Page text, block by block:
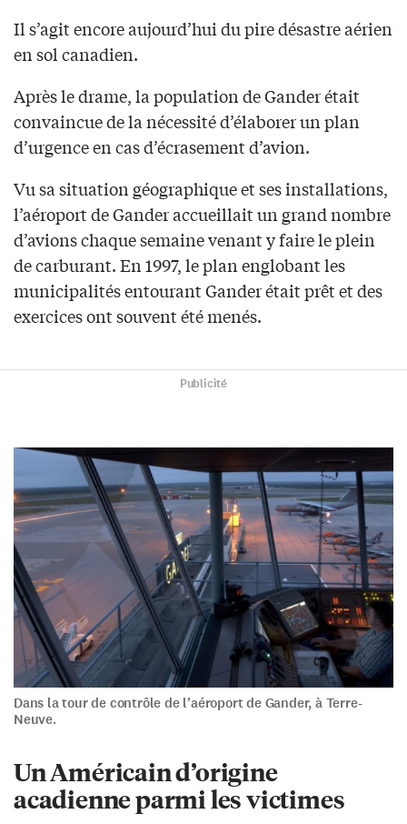
Il s’agit encore aujourd’hui du pire désastre aérien
en sol canadien.
Après le drame, la population de Gander était
convaincue de la nécessité d’élaborer un plan
d’urgence en cas d’écrasement d’avion.
Vu sa situation géographique et ses installations,
l’aéroport de Gander accueillait un grand nombre
d’avions chaque semaine venant y faire le plein
de carburant. En 1997, le plan englobant les
municipalités entourant Gander était prêt et des
exercices ont souvent été menés.
Publicité
Dans la tour de contrôle de l’aéroport de Gander, à Terre-
Neuve.
Un Américain d’origine
acadienne parmi les victimes